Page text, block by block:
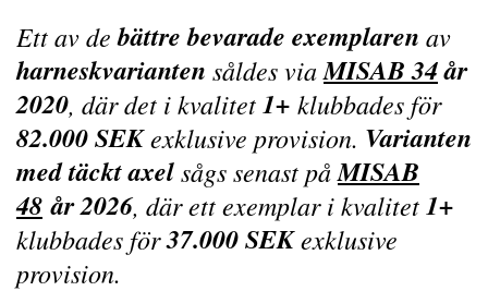
Ett av debättre bevarade exemplaren av
harneskvarianten såldes viaMISAB 34år
2020, där det i kvalitet1+ klubbades för
82.000 SEKexklusive provision. Varianten
med täckt axelsågs senast påMISAB
48 år 2026, där ett exemplar i kvalitet1+
klubbades för37.000 SEKexklusive
provision.